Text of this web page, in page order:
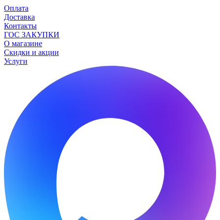
Оплата
Доставка
Контакты
ГОС ЗАКУПКИ
О магазине
Скидки и акции
Услуги